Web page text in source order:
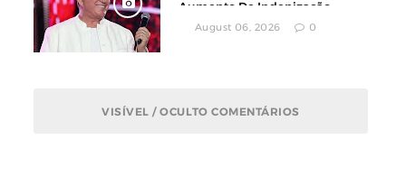
Aumento De Indenização
August 06, 2026 0
VISÍVEL / OCULTO COMENTÁRIOS